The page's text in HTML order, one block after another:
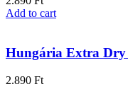
Add to cart
Hungária Extra Dry
2.890 Ft